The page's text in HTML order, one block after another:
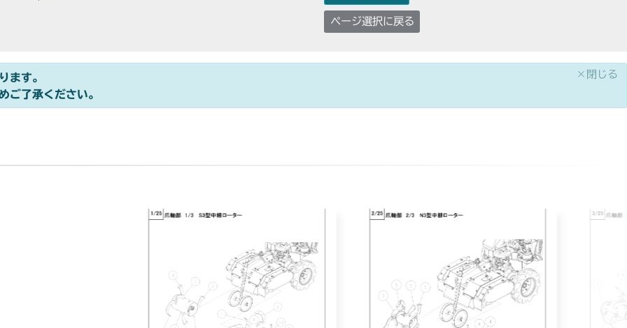
ページ選択に戻る
ます。
ご了承ください。
×閉じる